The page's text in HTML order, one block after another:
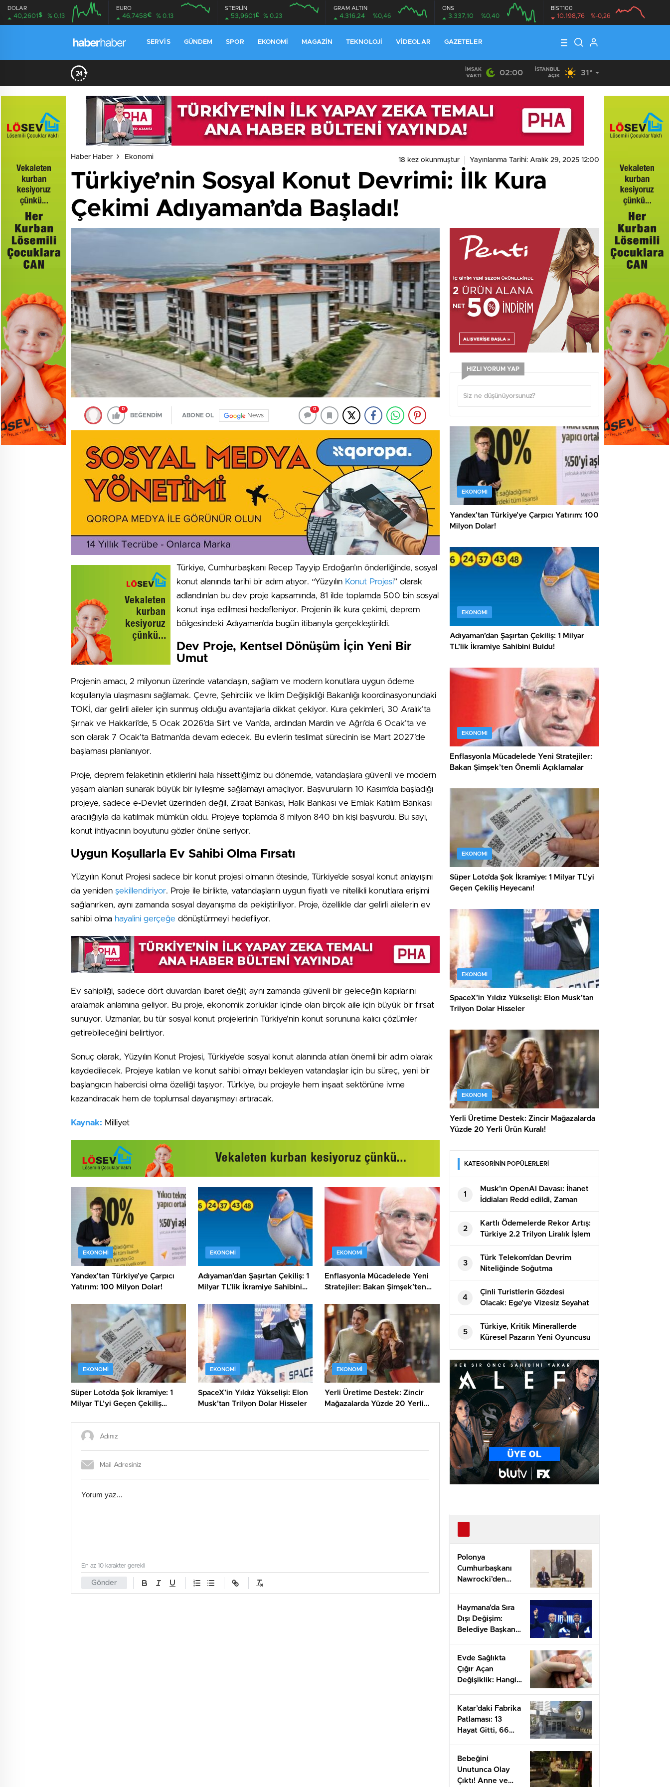
DOLAR
40,2601 $ % 0.13
EURO
46,7458€ % 0.13
STERLİN
53,9601 £ % 0.23
GRAM ALTIN
4.316,24 %0,46
ONS
3.337,10 %0,40
BİST100
10.198,76 %-0,26
SERVIS GÜNDEM SPOR EKONOMI MAGAZIN TEKNOLOJI VIDEOLAR GAZETELER
İMSAK
VAKTI
02:00
İSTANBUL
AÇIK
31°
Haber Haber Ekonomi 18 kez okunmuştur Yayınlanma Tarihi: Aralık 29, 2025 12:00
Türkiye’nin Sosyal Konut Devrimi: İlk Kura
Çekimi Adıyaman’da Başladı!
0
BEĞENDİM ABONE OL News
0
Türkiye, Cumhurbaşkanı Recep Tayyip Erdoğan’ın önderliğinde, sosyal
konut alanında tarihi bir adım atıyor. “Yüzyılın Konut Projesi” olarak
adlandırılan bu dev proje kapsamında, 81 ilde toplamda 500 bin sosyal
konut inşa edilmesi hedefleniyor. Projenin ilk kura çekimi, deprem
bölgesindeki Adıyaman’da bugün itibarıyla gerçekleştirildi.
Dev Proje, Kentsel Dönüşüm İçin Yeni Bir
Umut
Projenin amacı, 2 milyonun üzerinde vatandaşın, sağlam ve modern konutlara uygun ödeme
koşullarıyla ulaşmasını sağlamak. Çevre, Şehircilik ve İklim Değişikliği Bakanlığı koordinasyonundaki
TOKİ, dar gelirli aileler için sunmuş olduğu avantajlarla dikkat çekiyor. Kura çekimleri, 30 Aralık’ta
Şırnak ve Hakkari’de, 5 Ocak 2026’da Siirt ve Van’da, ardından Mardin ve Ağrı’da 6 Ocak’ta ve
son olarak 7 Ocak’ta Batman’da devam edecek. Bu evlerin teslimat sürecinin ise Mart 2027’de
başlaması planlanıyor.
Proje, deprem felaketinin etkilerini hala hissettiğimiz bu dönemde, vatandaşlara güvenli ve modern
yaşam alanları sunarak büyük bir iyileşme sağlamayı amaçlıyor. Başvuruların 10 Kasım’da başladığı
projeye, sadece e-Devlet üzerinden değil, Ziraat Bankası, Halk Bankası ve Emlak Katılım Bankası
aracılığıyla da katılmak mümkün oldu. Projeye toplamda 8 milyon 840 bin kişi başvurdu. Bu sayı,
konut ihtiyacının boyutunu gözler önüne seriyor.
Uygun Koşullarla Ev Sahibi Olma Fırsatı
Yüzyılın Konut Projesi sadece bir konut projesi olmanın ötesinde, Türkiye’de sosyal konut anlayışını
da yeniden şekillendiriyor. Proje ile birlikte, vatandaşların uygun fiyatlı ve nitelikli konutlara erişimi
sağlanırken, aynı zamanda sosyal dayanışma da pekiştiriliyor. Proje, özellikle dar gelirli ailelerin ev
sahibi olma hayalini gerçeğe dönüştürmeyi hedefliyor.
Ev sahipliği, sadece dört duvardan ibaret değil; aynı zamanda güvenli bir geleceğin kapılarını
aralamak anlamına geliyor. Bu proje, ekonomik zorluklar içinde olan birçok aile için büyük bir fırsat
sunuyor. Uzmanlar, bu tür sosyal konut projelerinin Türkiye’nin konut sorununa kalıcı çözümler
getirebileceğini belirtiyor.
Sonuç olarak, Yüzyılın Konut Projesi, Türkiye’de sosyal konut alanında atılan önemli bir adım olarak
kaydedilecek. Projeye katılan ve konut sahibi olmayı bekleyen vatandaşlar için bu süreç, yeni bir
başlangıcın habercisi olma özelliği taşıyor. Türkiye, bu projeyle hem inşaat sektörüne ivme
kazandıracak hem de toplumsal dayanışmayı artıracak.
Kaynak: Milliyet
EKONOMI
Yandex’tan Türkiye’ye Çarpıcı
Yatırım: 100 Milyon Dolar!
EKONOMI
Adıyaman’dan Şaşırtan Çekiliş: 1
Milyar TL’lik İkramiye Sahibini
EKONOMI
Enflasyonla Mücadelede Yeni
Stratejiler: Bakan Şimşek’ten
EKONOMI
Süper Loto’da Şok İkramiye: 1
Milyar TL’yi Geçen Çekiliş
EKONOMI
SpaceX’in Yıldız Yükselişi: Elon
Musk’tan Trilyon Dolar Hisseler
EKONOMI
Yerli Üretime Destek: Zincir
Mağazalarda Yüzde 20 Yerli
Gönder
En az 10 karakter gerekli
HIZLI YORUM YAP
EKONOMI
Yandex’tan Türkiye’ye Çarpıcı Yatırım: 100
Milyon Dolar!
EKONOMI
Adıyaman’dan Şaşırtan Çekiliş: 1 Milyar
TL’lik İkramiye Sahibini Buldu!
EKONOMI
Enflasyonla Mücadelede Yeni Stratejiler:
Bakan Şimşek’ten Önemli Açıklamalar
EKONOMI
Süper Loto’da Şok İkramiye: 1 Milyar TL’yi
Geçen Çekiliş Heyecanı!
EKONOMI
SpaceX’in Yıldız Yükselişi: Elon Musk’tan
Trilyon Dolar Hisseler
EKONOMI
Yerli Üretime Destek: Zincir Mağazalarda
Yüzde 20 Yerli Ürün Kuralı!
KATEGORİNİN POPÜLERLERİ
1
Musk’ın OpenAI Davası: İhanet
İddiaları Redd edildi, Zaman
Aşımı Sonuç Getirdi
2
Kartlı Ödemelerde Rekor Artış:
Türkiye 2.2 Trilyon Liralık İşlem
Yaptı!
3
Türk Telekom’dan Devrim
Niteliğinde Soğutma
Teknolojisi: Tasarruf Rekorları
4
Çinli Turistlerin Gözdesi
Olacak: Ege’ye Vizesiz Seyahat
Fırsatı!
5
Türkiye, Kritik Minerallerde
Küresel Pazarın Yeni Oyuncusu
Olma Yolunda!
Polonya
Cumhurbaşkanı
Nawrocki’den
Diplomasi
Hamleleri
Başlıyor!
Haymana’da Sıra
Dışı Değişim:
Belediye Başkanı
Evde Sağlıkta
Çığır Açan
Değişiklik: Hangi
Gelecek?
Katar’daki Fabrika
Patlaması: 13
Hayat Gitti, 66
Bebeğini
Unutunca Olay
Çıktı! Anne ve